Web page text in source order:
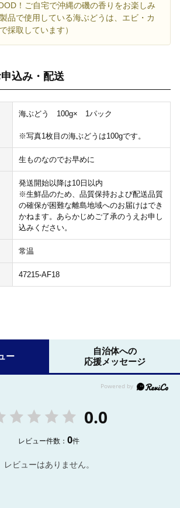
！ご自宅で沖縄の磯の香りをお楽しみ
品で使用している海ぶどうは、エビ・カ
採取しています）
込み・配送
海ぶどう 100g× 1パック
※写真1枚目の海ぶどうは100gです。
生ものなのでお早めに
発送開始以降は10日以内
※生鮮品のため、品質保持および配送品質
の確保が困難な離島地域へのお届けはでき
かねます。あらかじめご了承のうえお申し
込みください。
常温
47215-AF18
ー
自治体への
応援メッセージ
0.0
レビュー件数：0件
レビューはありません。